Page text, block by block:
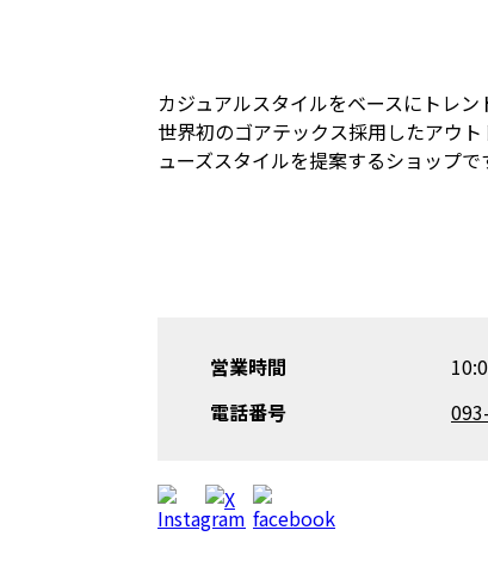
カジュアルスタイルをベースにトレン
世界初のゴアテックス採用したアウ
ューズスタイルを提案するショップで
営業時間
電話番号